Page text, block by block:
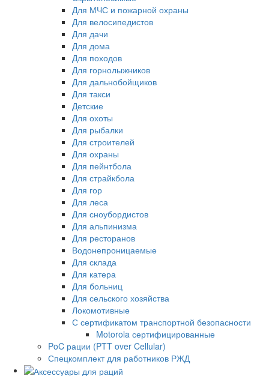
Для МЧС и пожарной охраны
Для велосипедистов
Для дачи
Для дома
Для походов
Для горнолыжников
Для дальнобойщиков
Для такси
Детские
Для охоты
Для рыбалки
Для строителей
Для охраны
Для пейнтбола
Для страйкбола
Для гор
Для леса
Для сноубордистов
Для альпинизма
Для ресторанов
Водонепроницаемые
Для склада
Для катера
Для больниц
Для сельского хозяйства
Локомотивные
С сертификатом транспортной безопасности
Motorola сертифицированные
PoC рации (PTT over Cellular)
Спецкомплект для работников РЖД